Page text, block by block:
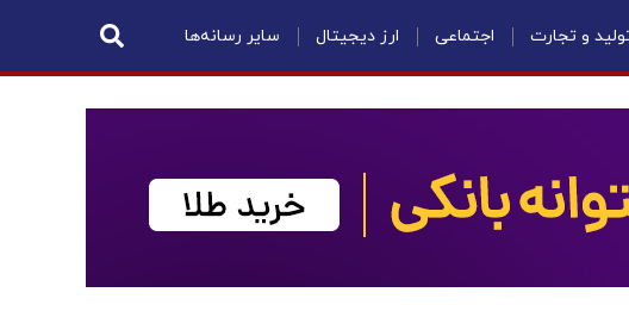
و تجارت اجتماعی ارز دیجیتال سایر رسانه‌ها